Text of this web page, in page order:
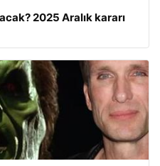
2025 Aralık kararı